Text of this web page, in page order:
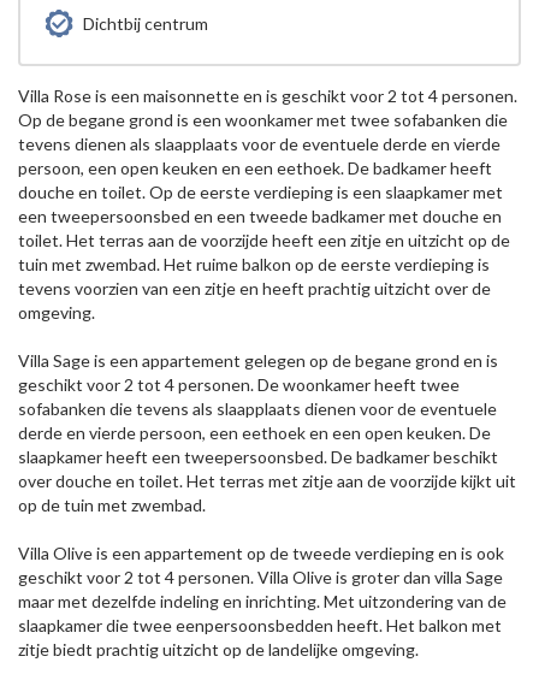
Dichtbij centrum
Villa Rose is een maisonnette en is geschikt voor 2 tot 4 personen.
Op de begane grond is een woonkamer met twee sofabanken die
tevens dienen als slaapplaats voor de eventuele derde en vierde
persoon, een open keuken en een eethoek. De badkamer heeft
douche en toilet. Op de eerste verdieping is een slaapkamer met
een tweepersoonsbed en een tweede badkamer met douche en
toilet. Het terras aan de voorzijde heeft een zitje en uitzicht op de
tuin met zwembad. Het ruime balkon op de eerste verdieping is
tevens voorzien van een zitje en heeft prachtig uitzicht over de
omgeving.
Villa Sage is een appartement gelegen op de begane grond en is
geschikt voor 2 tot 4 personen. De woonkamer heeft twee
sofabanken die tevens als slaapplaats dienen voor de eventuele
derde en vierde persoon, een eethoek en een open keuken. De
slaapkamer heeft een tweepersoonsbed. De badkamer beschikt
over douche en toilet. Het terras met zitje aan de voorzijde kijkt uit
op de tuin met zwembad.
Villa Olive is een appartement op de tweede verdieping en is ook
geschikt voor 2 tot 4 personen. Villa Olive is groter dan villa Sage
maar met dezelfde indeling en inrichting. Met uitzondering van de
slaapkamer die twee eenpersoonsbedden heeft. Het balkon met
zitje biedt prachtig uitzicht op de landelijke omgeving.